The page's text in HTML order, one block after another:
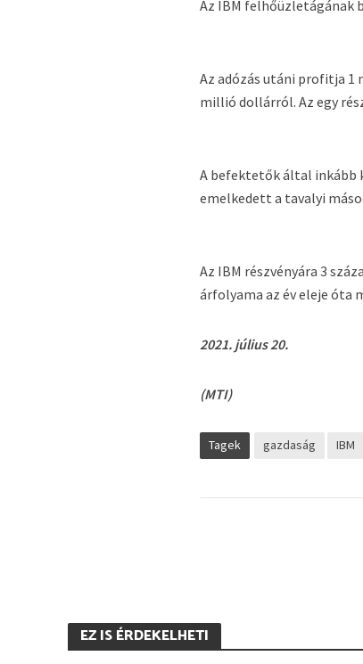
Az IBM felhőüzletágának
Az adózás utáni profitja
millió dollárról. Az egy
A befektetők által inkább
emelkedett a tavalyi
Az IBM részvényára 3
árfolyama az év eleje óta
2021. július 20.
(MTI)
Tagek gazdaság IBM
EZ IS ÉRDEKELHETI